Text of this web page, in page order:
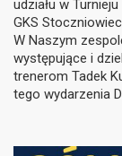
udziału w
GKS
W Naszym
występujące i
trenerom Tadek
tego wydarzenia